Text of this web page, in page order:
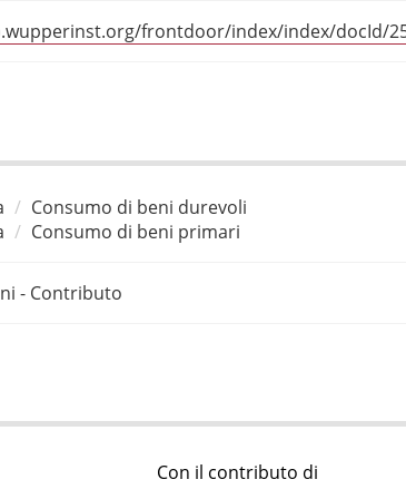
frontdoor/index/index/docId/
Consumo di beni durevoli
Consumo di beni primari
- Contributo
Con il contributo di